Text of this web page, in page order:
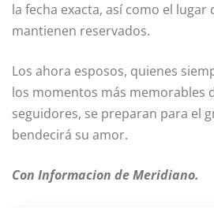
la fecha exacta, así como el lugar
mantienen reservados.
Los ahora esposos, quienes
los momentos más memorables
seguidores, se preparan para el
bendecirá su amor.
Con Informacion de Meridiano.